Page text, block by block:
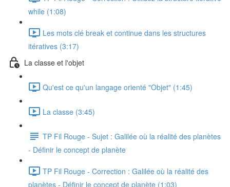
while (1:08)
Les mots clé break et continue dans les structures
itératives (3:17)
La classe et l'objet
Qu'est ce qu'un langage orienté "Objet" (1:45)
La classe (3:45)
TP Fil Rouge - Sujet : Galilée où la réalité des planètes
- Définir le concept de planète
TP Fil Rouge - Correction : Galilée où la réalité des
planètes - Définir le concept de planète (1:03)